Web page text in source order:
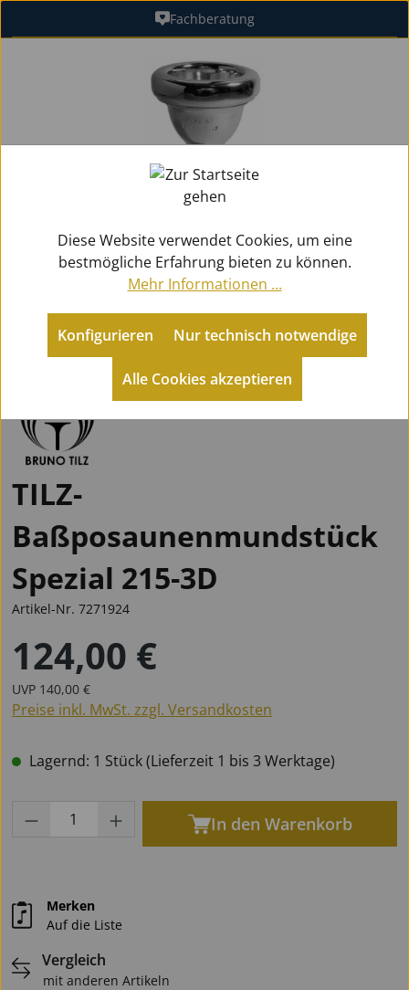
Zum Hauptinhalt springenFachberatung
Bildergalerie überspringen
Mundstücke Blech für Posaunen
TILZ-
Baßposaunenmundstück
Spezial 215-3D
Artikel-Nr. 7271924
Regulärer Preis:
124,00 €
UVP Regulärer Preis:
140,00 €
Preise inkl. MwSt. zzgl. Versandkosten
Lagernd: 1 Stück (Lieferzeit 1 bis 3 Werktage)
Produkt Anzahl: Gib den gewünschten
In den Warenkorb
Merken
Auf die Liste
Vergleich
mit anderen Artikeln
Diese Website verwendet Cookies, um eine
bestmögliche Erfahrung bieten zu können.
Mehr Informationen ...
Konfigurieren
Alle Cookies akzeptieren
Nur technisch notwendige